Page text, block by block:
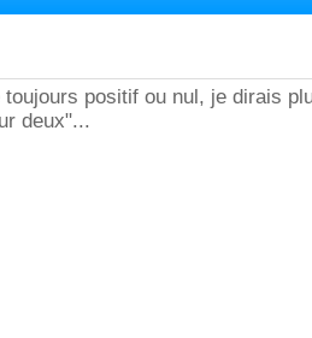
positif ou nul, je dirais
deux"...